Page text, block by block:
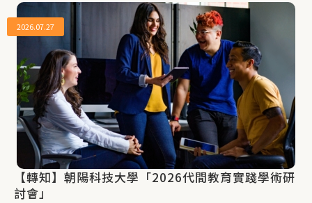
【轉知】朝陽科技大學「2026代間教育實踐學術研
討會」
2026.07.27